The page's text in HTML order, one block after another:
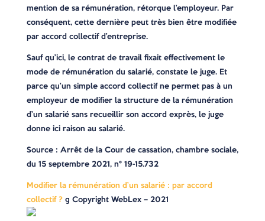
mention de sa rémunération, rétorque l’employeur. Par
conséquent, cette dernière peut très bien être modifiée
par accord collectif d’entreprise.
Sauf qu’ici, le contrat de travail fixait effectivement le
mode de rémunération du salarié, constate le juge. Et
parce qu’un simple accord collectif ne permet pas à un
employeur de modifier la structure de la rémunération
d’un salarié sans recueillir son accord exprès, le juge
donne ici raison au salarié.
Source : Arrêt de la Cour de cassation, chambre sociale,
du 15 septembre 2021, n° 19-15.732
Modifier la rémunération d’un salarié : par accord
collectif ?© Copyright WebLex – 2021